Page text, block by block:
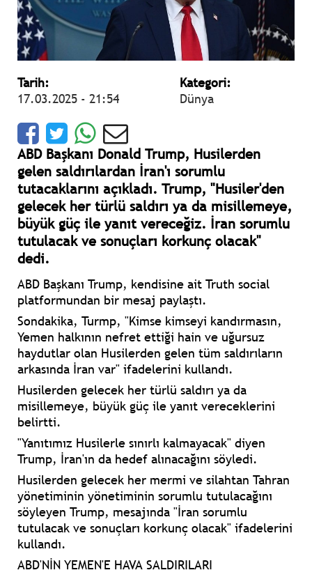
Tarih:
17.03.2025 - 21:54
Kategori:
Dünya
ABD Başkanı Donald Trump, Husilerden
gelen saldırılardan İran'ı sorumlu
tutacaklarını açıkladı. Trump, "Husiler'den
gelecek her türlü saldırı ya da misillemeye,
büyük güç ile yanıt vereceğiz. İran sorumlu
tutulacak ve sonuçları korkunç olacak"
dedi.
ABD Başkanı Trump, kendisine ait Truth social
platformundan bir mesaj paylaştı.
Sondakika, Turmp, "Kimse kimseyi kandırmasın,
Yemen halkının nefret ettiği hain ve uğursuz
haydutlar olan Husilerden gelen tüm saldırıların
arkasında İran var" ifadelerini kullandı.
Husilerden gelecek her türlü saldırı ya da
misillemeye, büyük güç ile yanıt vereceklerini
belirtti.
"Yanıtımız Husilerle sınırlı kalmayacak" diyen
Trump, İran'ın da hedef alınacağını söyledi.
Husilerden gelecek her mermi ve silahtan Tahran
yönetiminin yönetiminin sorumlu tutulacağını
söyleyen Trump, mesajında "İran sorumlu
tutulacak ve sonuçları korkunç olacak" ifadelerini
kullandı.
ABD'NİN YEMEN'E HAVA SALDIRILARI